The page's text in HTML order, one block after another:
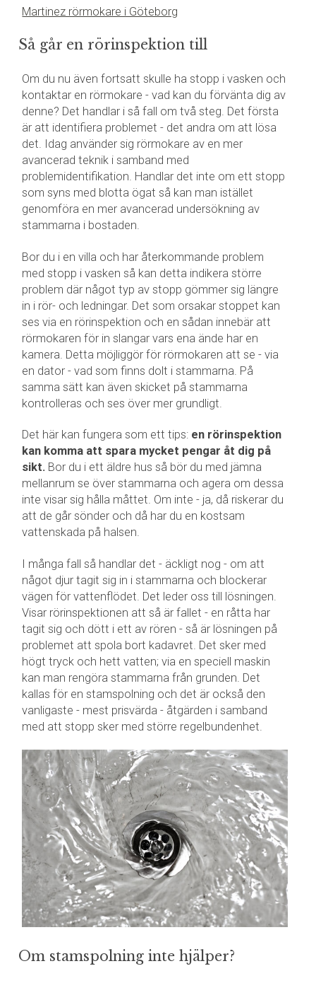
Martinez rörmokare i Göteborg
Så går en rörinspektion till
Om du nu även fortsatt skulle ha stopp i vasken och
kontaktar en rörmokare - vad kan du förvänta dig av
denne? Det handlar i så fall om två steg. Det första
är att identifiera problemet - det andra om att lösa
det. Idag använder sig rörmokare av en mer
avancerad teknik i samband med
problemidentifikation. Handlar det inte om ett stopp
som syns med blotta ögat så kan man istället
genomföra en mer avancerad undersökning av
stammarna i bostaden.
Bor du i en villa och har återkommande problem
med stopp i vasken så kan detta indikera större
problem där något typ av stopp gömmer sig längre
in i rör- och ledningar. Det som orsakar stoppet kan
ses via en rörinspektion och en sådan innebär att
rörmokaren för in slangar vars ena ände har en
kamera. Detta möjliggör för rörmokaren att se - via
en dator - vad som finns dolt i stammarna. På
samma sätt kan även skicket på stammarna
kontrolleras och ses över mer grundligt.
Det här kan fungera som ett tips: en rörinspektion
kan komma att spara mycket pengar åt dig på
sikt. Bor du i ett äldre hus så bör du med jämna
mellanrum se över stammarna och agera om dessa
inte visar sig hålla måttet. Om inte - ja, då riskerar du
att de går sönder och då har du en kostsam
vattenskada på halsen.
I många fall så handlar det - äckligt nog - om att
något djur tagit sig in i stammarna och blockerar
vägen för vattenflödet. Det leder oss till lösningen.
Visar rörinspektionen att så är fallet - en råtta har
tagit sig och dött i ett av rören - så är lösningen på
problemet att spola bort kadavret. Det sker med
högt tryck och hett vatten; via en speciell maskin
kan man rengöra stammarna från grunden. Det
kallas för en stamspolning och det är också den
vanligaste - mest prisvärda - åtgärden i samband
med att stopp sker med större regelbundenhet.
Om stamspolning inte hjälper?